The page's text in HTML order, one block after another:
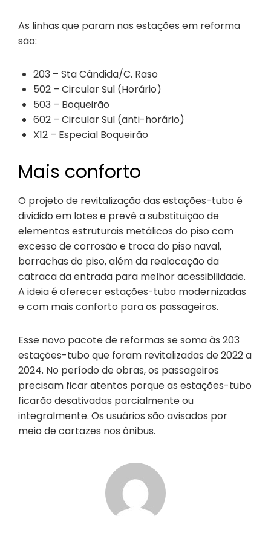
As linhas que param nas estações em reforma
são:
203 – Sta Cândida/C. Raso
502 – Circular Sul (Horário)
503 – Boqueirão
602 – Circular Sul (anti-horário)
X12 – Especial Boqueirão
Mais conforto
O projeto de revitalização das estações-tubo é
dividido em lotes e prevê a substituição de
elementos estruturais metálicos do piso com
excesso de corrosão e troca do piso naval,
borrachas do piso, além da realocação da
catraca da entrada para melhor acessibilidade.
A ideia é oferecer estações-tubo modernizadas
e com mais conforto para os passageiros.
Esse novo pacote de reformas se soma às 203
estações-tubo que foram revitalizadas de 2022 a
2024. No período de obras, os passageiros
precisam ficar atentos porque as estações-tubo
ficarão desativadas parcialmente ou
integralmente. Os usuários são avisados por
meio de cartazes nos ônibus.